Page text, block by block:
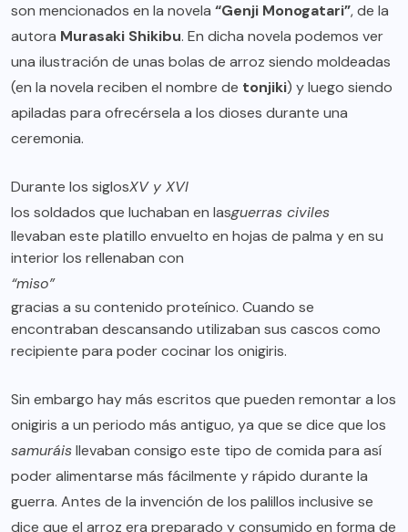
son mencionados en la novela “Genji Monogatari”, de la
autora Murasaki Shikibu. En dicha novela podemos ver
una ilustración de unas bolas de arroz siendo moldeadas
(en la novela reciben el nombre de tonjiki) y luego siendo
apiladas para ofrecérsela a los dioses durante una
ceremonia.
Durante los siglosXV y XVI
los soldados que luchaban en lasguerras civiles
llevaban este platillo envuelto en hojas de palma y en su
interior los rellenaban con
“miso”
gracias a su contenido proteínico. Cuando se
encontraban descansando utilizaban sus cascos como
recipiente para poder cocinar los onigiris.
Sin embargo hay más escritos que pueden remontar a los
onigiris a un periodo más antiguo, ya que se dice que los
samuráisllevaban consigo este tipo de comida para así
poder alimentarse más fácilmente y rápido durante la
guerra. Antes de la invención de los palillos inclusive se
dice que el arroz era preparado y consumido en forma de